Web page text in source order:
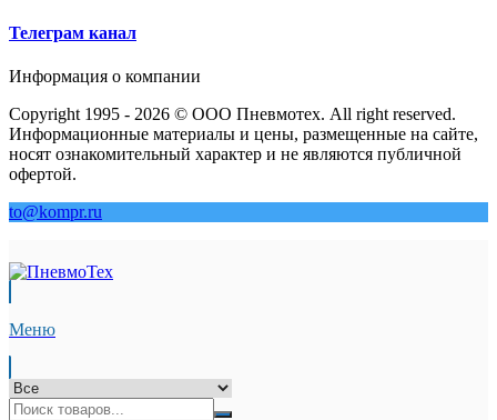
Телеграм канал
Информация о компании
Copyright 1995 - 2026 © ООО Пневмотех. All right reserved.
Информационные материалы и цены, размещенные на сайте,
носят ознакомительный характер и не являются публичной
офертой.
to@kompr.ru
Меню